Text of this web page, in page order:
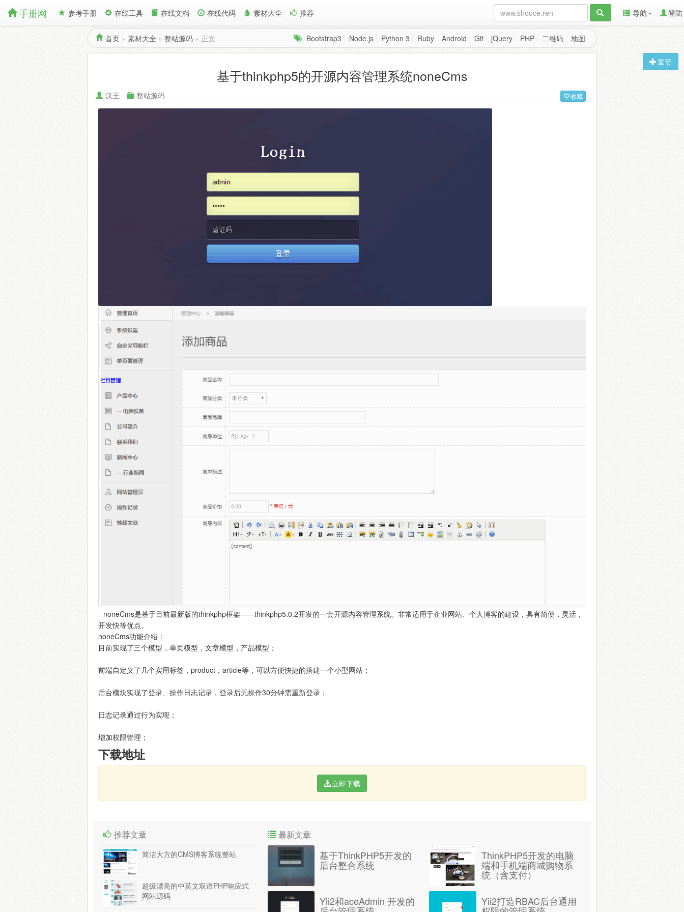
手册网 参考手册 在线工具 在线文档 在线代码 素材大全 推荐 导航 登陆
首页 » 素材大全 » 整站源码 » 正文 Bootstrap3 Node.js Python 3 Ruby Android Git jQuery PHP 二维码 地图
基于thinkphp5的开源内容管理系统noneCms
汉王 整站源码 收藏
noneCms是基于目前最新版的thinkphp框架——thinkphp5.0.2开发的一套开源内容管理系统。非常适用于企业网站、个人博客的建设，具有简便，灵活，
开发快等优点。
noneCms功能介绍：
目前实现了三个模型，单页模型，文章模型，产品模型；
前端自定义了几个实用标签，product，article等，可以方便快捷的搭建一个小型网站；
后台模块实现了登录、操作日志记录，登录后无操作30分钟需重新登录；
日志记录通过行为实现；
增加权限管理；
下载地址
立即下载
推荐文章
简洁大方的CMS博客系统整站
超级漂亮的中英文双语PHP响应式
网站源码
最新文章
基于ThinkPHP5开发的
后台整合系统
ThinkPHP5开发的电脑
端和手机端商城购物系
统（含支付）
Yii2和aceAdmin 开发的
Yii2打造RBAC后台通用
章节